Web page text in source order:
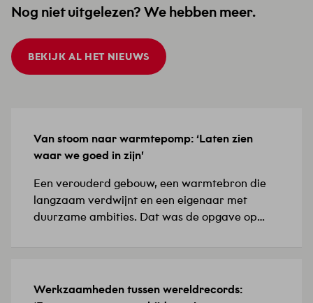
Nog niet uitgelezen? We hebben meer.
BEKIJK AL HET NIEUWS
15 JULI 2026
Van stoom naar warmtepomp: ‘Laten zien
waar we goed in zijn’
Een verouderd gebouw, een warmtebron die
langzaam verdwijnt en een eigenaar met
duurzame ambities. Dat was de opgave op
waren verouderd en de bestaande
8 JULI 2026
Werkzaamheden tussen wereldrecords: